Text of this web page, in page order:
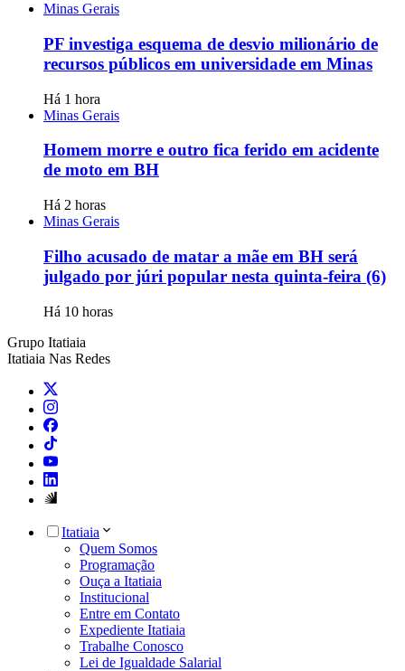
Minas Gerais
PF investiga esquema de desvio milionário de
recursos públicos em universidade em Minas
Há 1 hora
Minas Gerais
Homem morre e outro fica ferido em acidente
de moto em BH
Há 2 horas
Minas Gerais
Filho acusado de matar a mãe em BH será
julgado por júri popular nesta quinta-feira (6)
Há 10 horas
Grupo Itatiaia
Itatiaia Nas Redes
Itatiaia
Quem Somos
Programação
Ouça a Itatiaia
Institucional
Entre em Contato
Expediente Itatiaia
Trabalhe Conosco
Lei de Igualdade Salarial